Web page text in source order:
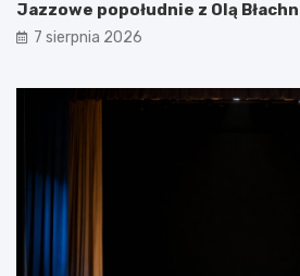
Jazzowe popołudnie z Olą
7 sierpnia 2026